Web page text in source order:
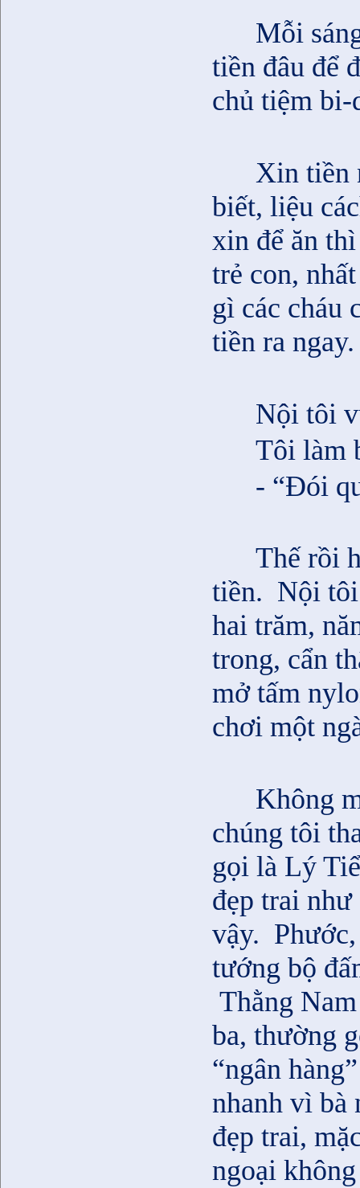
Mỗi
tiền đâu để
chủ tiệm
Xin tiền
biết, liệu
xin để ăn
trẻ con,
gì các cháu
tiền ra ngay.
Nội tôi
Tôi làm
- “Đói
Thế rồi
tiền. Nội
hai trăm,
trong, cẩn
mở tấm
chơi một
Không
chúng tôi
gọi là Lý
đẹp trai
vậy.
tướng bộ
Thằng
ba, thường
“ngân
nhanh vì bà
đẹp trai,
ngoại